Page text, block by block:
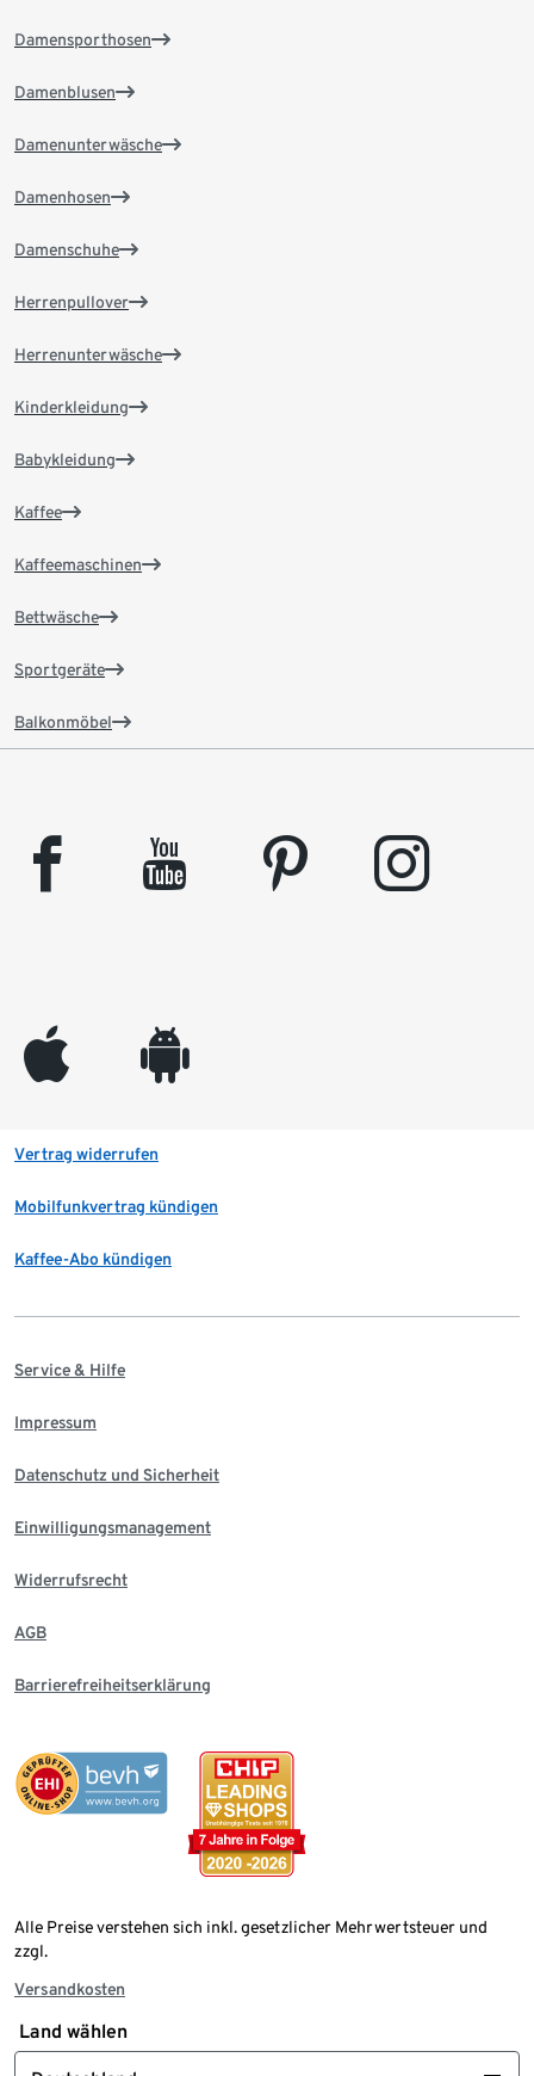
Damensporthosen
Damenblusen
Damenunterwäsche
Damenhosen
Damenschuhe
Herrenpullover
Herrenunterwäsche
Kinderkleidung
Babykleidung
Kaffee
Kaffeemaschinen
Bettwäsche
Sportgeräte
Balkonmöbel
facebook youtube pinterest instagram
appleinc android
Vertrag widerrufen
Mobilfunkvertrag kündigen
Kaffee-Abo kündigen
Service & Hilfe
Impressum
Datenschutz und Sicherheit
Einwilligungsmanagement
Widerrufsrecht
AGB
Barrierefreiheitserklärung
Alle Preise verstehen sich inkl. gesetzlicher Mehrwertsteuer und
zzgl.
Versandkosten
Land wählen